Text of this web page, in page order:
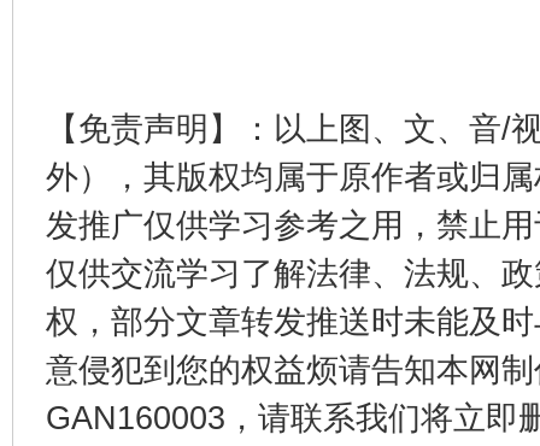
【免责声明】：以上图、文、音/
外），其版权均属于原作者或归
发推广仅供学习参考之用，禁止
仅供交流学习了解法律、法规、
权，部分文章转发推送时未能及
意侵犯到您的权益烦请告知本网
GAN160003，请联系我们将立即